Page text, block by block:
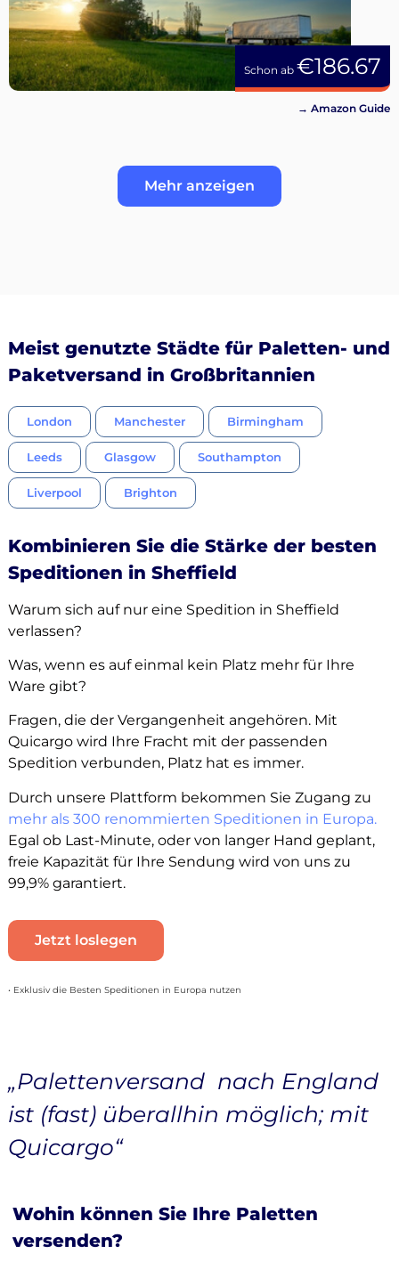
Schon ab €186.67
→ Amazon Guide
Mehr anzeigen
Meist genutzte Städte für Paletten- und
Paketversand in Großbritannien
London Manchester Birmingham
Leeds Glasgow Southampton
Liverpool Brighton
Kombinieren Sie die Stärke der besten
Speditionen in Sheffield
Warum sich auf nur eine Spedition in Sheffield
verlassen?
Was, wenn es auf einmal kein Platz mehr für Ihre
Ware gibt?
Fragen, die der Vergangenheit angehören. Mit
Quicargo wird Ihre Fracht mit der passenden
Spedition verbunden, Platz hat es immer.
Durch unsere Plattform bekommen Sie Zugang zu
mehr als 300 renommierten Speditionen in Europa.
Egal ob Last-Minute, oder von langer Hand geplant,
freie Kapazität für Ihre Sendung wird von uns zu
99,9% garantiert.
Jetzt loslegen
• Exklusiv die Besten Speditionen in Europa nutzen
„Palettenversand nach England
ist (fast) überallhin möglich; mit
Quicargo“
Wohin können Sie Ihre Paletten
versenden?